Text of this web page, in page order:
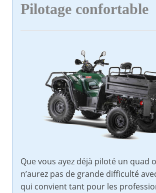
Pilotage confortable
Que vous ayez déjà piloté un quad
n’aurez pas de grande difficulté
qui convient tant pour les